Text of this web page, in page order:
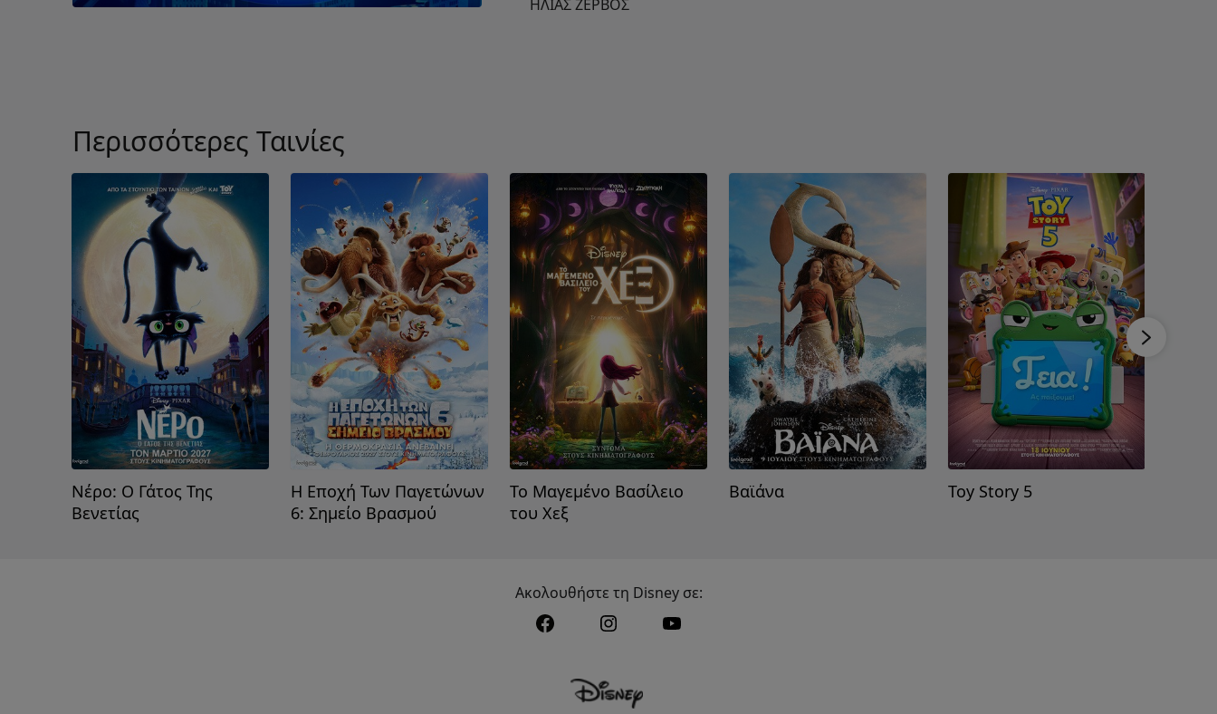
ΗΛΙΑΣ ΖΕΡΒΟΣ
Περισσότερες Ταινίες
Νέρο: Ο Γάτος Της
Βενετίας
Η Εποχή Των Παγετώνων
6: Σημείο Βρασμού
Το Μαγεμένο Βασίλειο
του Χεξ
Βαϊάνα Toy Story 5
Ακολουθήστε τη Disney σε: